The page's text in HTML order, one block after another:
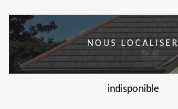
NOUS LOCALISER
indisponible